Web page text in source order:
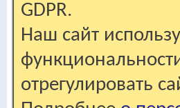
GDPR.
Наш сайт
отрегулировать